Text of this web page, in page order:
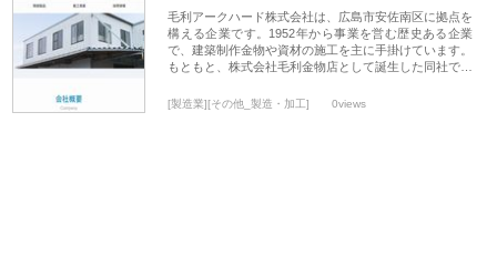
毛利アークハード株式会社は、広島市安佐南区に拠点を
構える企業です。1952年から事業を営む歴史ある企業
で、建築制作金物や資材の施工を主に手掛けています。
もともと、株式会社毛利金物店として誕生した同社で…
[製造業][その他_製造・加工] 0views